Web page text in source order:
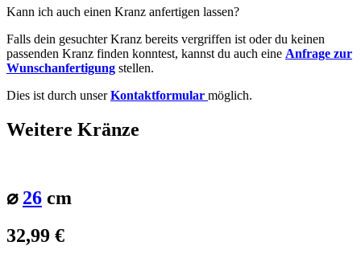
Kann ich auch einen Kranz anfertigen lassen?
Falls dein gesuchter Kranz bereits vergriffen ist oder du keinen
passenden Kranz finden konntest, kannst du auch eine Anfrage zur
Wunschanfertigung stellen.
Dies ist durch unserKontaktformular möglich.
Weitere Kränze
⌀ 26 cm
32,99 €